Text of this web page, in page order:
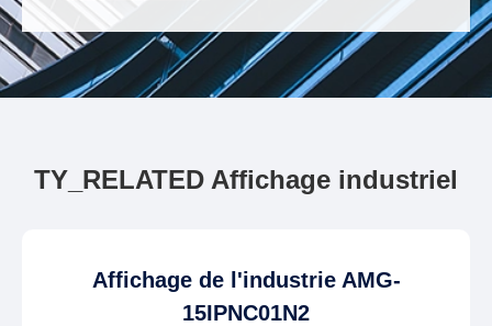
TY_RELATED Affichage industriel
Affichage de l'industrie AMG-
15IPNC01N2